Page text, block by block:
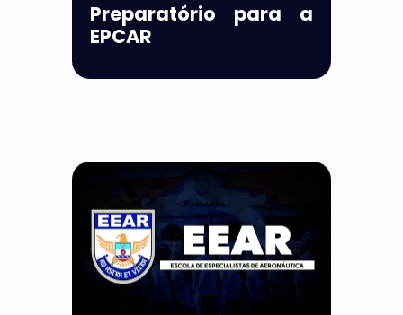
Preparatório para a
EPCAR